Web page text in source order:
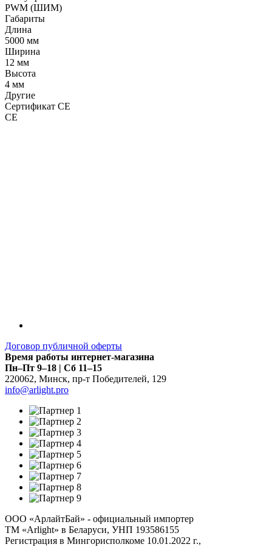
PWM (ШИМ)
Габариты
Длина
5000 мм
Ширина
12 мм
Высота
4 мм
Другие
Сертификат CE
CE
Договор публичной оферты
Время работы интернет-магазина
Пн–Пт 9–18 | Сб 11–15
220062, Минск, пр-т Победителей, 129
info@arlight.pro
ООО «АрлайтБай» - официальный импортер
ТМ «Arlight» в Беларуси, УНП 193586155
Регистрация в Мингорисполкоме 10.01.2022 г.,